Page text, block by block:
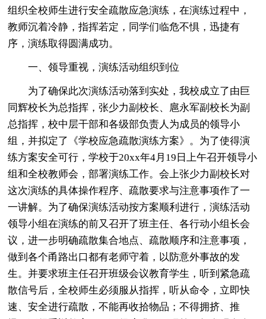
组织全校师生进行安全疏散应急演练，在演练过程中，
教师沉着冷静，指挥若定，同学们临危不惧，迅捷有
序，演练取得圆满成功。
一、领导重视，演练活动组织到位
为了确保此次演练活动落到实处，我校成立了由巨
同辉校长为总指挥，张少力副校长、扈永军副校长为副
总指挥，校中层干部和各级部负责人为成员的领导小
组，并拟定了《学校应急疏散演练方案》。为了使得演
练方案安全可行，学校于20xx年4月19日上午召开领导小
组和全校教师会，部署演练工作。会上张少力副校长对
这次演练的具体操作程序、疏散要求与注意事项作了一
一讲解。为了确保演练活动按方案顺利进行，演练活动
领导小组在演练的前又召开了班主任、各行动小组长会
议，进一步明确疏散集合地点、疏散顺序和注意事项，
做到各个甬路出口都有老师守着，以防意外事故的发
生。并要求班主任召开班级会议教育学生，听到紧急疏
散信号后，全校师生必须服从指挥，听从命令，立即快
速、安全进行疏散，不能再收拾物品；不得拥挤、推